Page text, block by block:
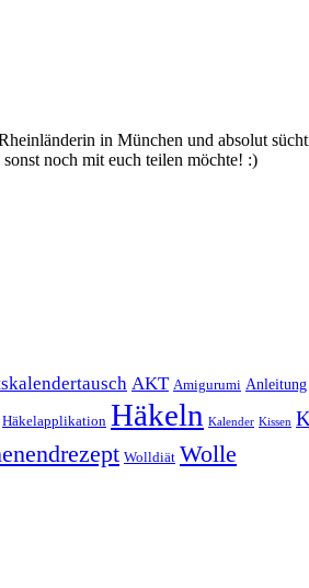
in München und absolut
noch mit euch teilen möchte! :)
AKT Amigurumi Anleitung
Häkelapplikation Häkeln Kalender Kissen
Wolldiät Wolle